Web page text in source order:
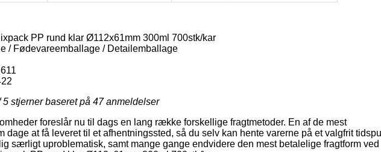
PP rund klar Ø112x61mm 300ml 700stk/kar
/ Fødevareemballage / Detailemballage
stjerner baseret på 47anmeldelser
foreslår nu til dags en lang række forskellige fragtmetoder. En af de mest
dage at få leveret til et afhentningssted, så du selv kan hente varerne på et valgfrit
særligt uproblematisk, samt mange gange endvidere den mest betalelige fragtform ved